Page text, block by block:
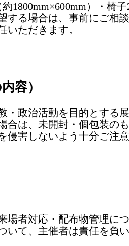
1800mm×600mm）・椅子
する場合は、事前にご相談
いただきます。
容）
・政治活動を目的とする
合は、未開封・個包装のも
侵害しないよう十分ご注意
場者対応・配布物管理に
て、主催者は責任を負い